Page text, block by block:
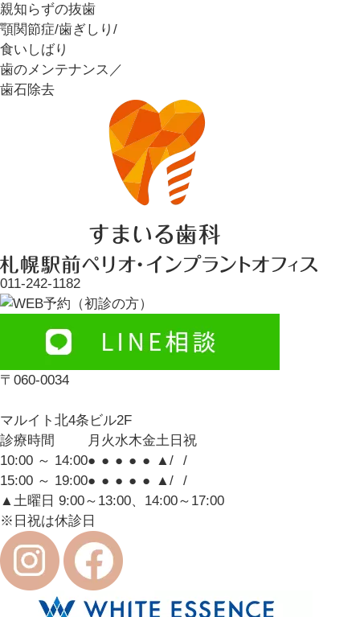
親知らずの抜歯
顎関節症/歯ぎしり/
食いしばり
歯のメンテナンス／
歯石除去
011-242-1182
〒060-0034
マルイト北4条ビル2F
診療時間
月 火水木金土 日 祝
10:00 ～ 14:00● ● ● ● ● ▲/
/
15:00 ～ 19:00● ● ● ● ● ▲/
/
▲土曜日 9:00～13:00、14:00～17:00
※日祝は休診日